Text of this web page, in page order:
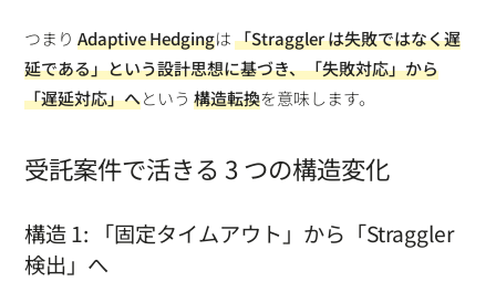
つまりAdaptive Hedgingは「Straggler は失敗ではなく遅
延である」という設計思想に基づき、「失敗対応」から
「遅延対応」へという構造転換を意味します。
受託案件で活きる 3 つの構造変化
構造 1: 「固定タイムアウト」から「Straggler
検出」へ